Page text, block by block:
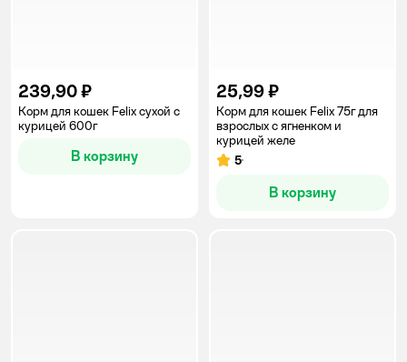
239,90 ₽
Корм для кошек Felix сухой с
курицей 600г
В корзину
25,99 ₽
Корм для кошек Felix 75г для
взрослых с ягненком и
курицей желе
Рейтинг:
5
В корзину